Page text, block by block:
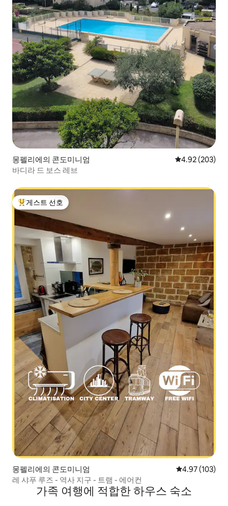
몽펠리에의 콘도미니엄 평점 4.92점(5
4.92 (203)
바디라 드 보스 레브
상위 게스트 선호
게스트 선호
몽펠리에의 콘도미니엄 평점 4.97점(5
4.97 (103)
레 샤푸 루즈 - 역사 지구 - 트램 - 에어컨
가족 여행에 적합한 하우스 숙소